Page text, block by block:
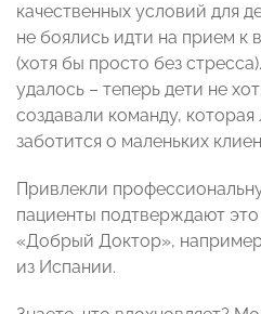
качественных условий для
не боялись идти на прием к
(хотя бы просто без
удалось – теперь дети не
создавали команду,
заботится о маленьких
Привлекли
пациенты подтверждают
«Добрый Доктор»,
из Испании.